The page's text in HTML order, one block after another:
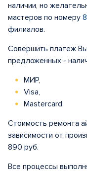
наличии, но
мастеров по номеру
филиалов.
Совершить платеж
предложенных -
МИР,
Visa,
Mastercard.
Стоимость ремонта
зависимости от
890 руб.
Все процессы